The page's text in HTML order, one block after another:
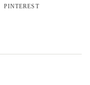
PINTEREST